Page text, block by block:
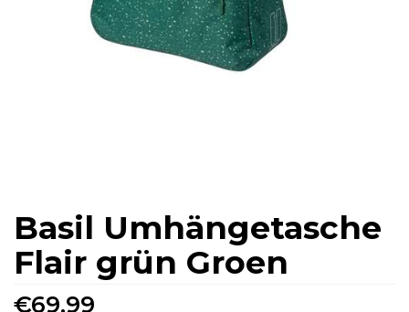
Basil Umhängetasche
Flair grün Groen
€69,99